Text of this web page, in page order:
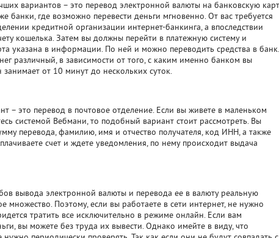
вариантов – это перевод электронной валюты на банковскую
банки, где возможно перевести деньги мгновенно. От вас требуется
кредитной организации интернет-банкинга, а впоследствии
кошелька. Затем вы должны перейти в платежную систему и
указана в информации. По ней и можно переводить средства в банк.
различный, в зависимости от того, с каким именно банком вы
занимает от 10 минут до нескольких суток.
– это перевод в почтовое отделение. Если вы живете в маленьком
системой Вебмани, то подобный вариант стоит рассмотреть. Вы
перевода, фамилию, имя и отчество получателя, код ИНН, а также
счет и ждете уведомления, по нему происходит выдача
вывода электронной валюты и перевода ее в валюту реальную
множество. Поэтому, если вы работаете в сети интернет, не нужно
тратить все исключительно в режиме онлайн. Если вам
вы можете без труда их вывести. Однако имейте в виду, что